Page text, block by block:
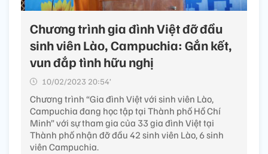
Chương trình gia đình Việt đỡ đầu
sinh viên Lào, Campuchia: Gắn kết,
vun đắp tình hữu nghị
10/02/2023 20:54’
Chương trình “Gia đình Việt với sinh viên Lào,
Campuchia đang học tập tại Thành phố Hồ Chí
Minh” với sự tham gia của 33 gia đình Việt tại
Thành phố nhận đỡ đầu 42 sinh viên Lào, 6 sinh
viên Campuchia.